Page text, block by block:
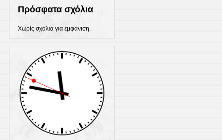
Πρόσφατα σχόλια
Χωρίς σχόλια για εμφάνιση.